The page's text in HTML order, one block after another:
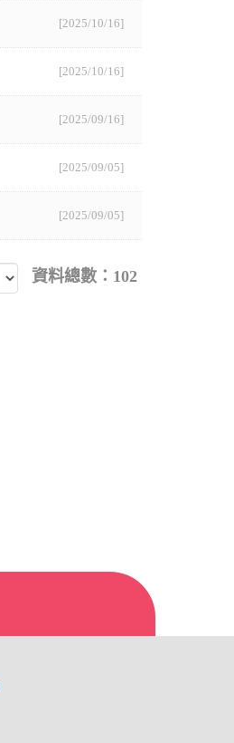
[2025/10/16]
[2025/10/16]
[2025/09/16]
[2025/09/05]
[2025/09/05]
資料總數：102